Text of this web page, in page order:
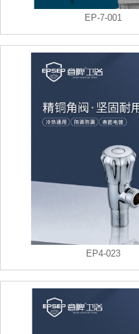
EP-7-001
EP4-023